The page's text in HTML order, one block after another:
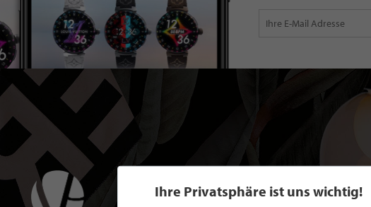
Ihre Privatsphäre ist uns wichtig!